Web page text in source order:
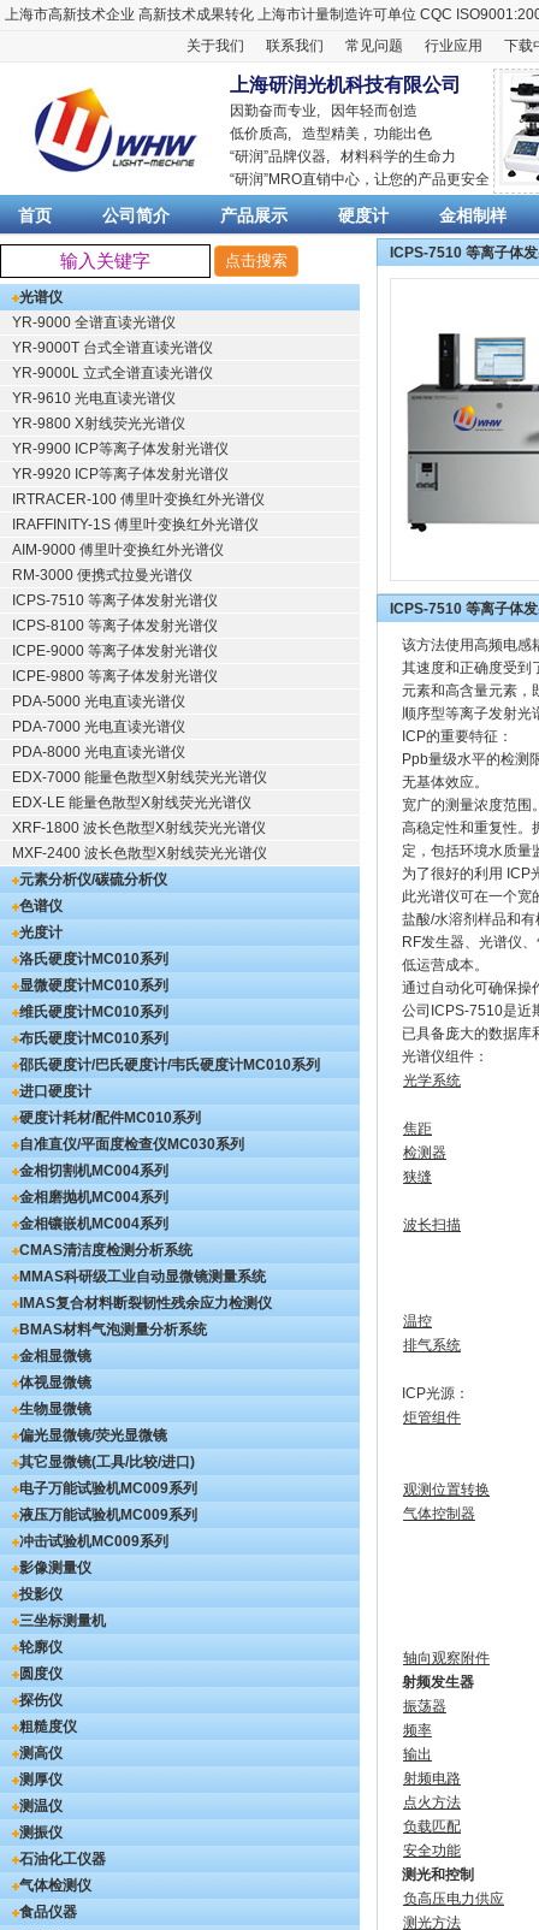
上海市高新技术企业 高新技术成果转化 上海市计量制造许可单位 CQC
关于我们
联系我们 常见问题 行业应用 下载
上海研润光机科技有限公司
因勤奋而专业, 因年轻而创造
低价质高, 造型精美 , 功能出色
“研润”品牌仪器, 材料科学的生命力
“研润”MRO直销中心，让您的产品更安全
首页 公司简介 产品展示 硬度计 金相制样
光谱仪
YR-9000 全谱直读光谱仪
YR-9000T 台式全谱直读光谱仪
YR-9000L 立式全谱直读光谱仪
YR-9610 光电直读光谱仪
YR-9800 X射线荧光光谱仪
YR-9900 ICP等离子体发射光谱仪
YR-9920 ICP等离子体发射光谱仪
IRTRACER-100 傅里叶变换红外光谱仪
IRAFFINITY-1S 傅里叶变换红外光谱仪
AIM-9000 傅里叶变换红外光谱仪
RM-3000 便携式拉曼光谱仪
ICPS-7510 等离子体发射光谱仪
ICPS-8100 等离子体发射光谱仪
ICPE-9000 等离子体发射光谱仪
ICPE-9800 等离子体发射光谱仪
PDA-5000 光电直读光谱仪
PDA-7000 光电直读光谱仪
PDA-8000 光电直读光谱仪
EDX-7000 能量色散型X射线荧光光谱仪
EDX-LE 能量色散型X射线荧光光谱仪
XRF-1800 波长色散型X射线荧光光谱仪
MXF-2400 波长色散型X射线荧光光谱仪
元素分析仪/碳硫分析仪
色谱仪
光度计
洛氏硬度计MC010系列
显微硬度计MC010系列
维氏硬度计MC010系列
布氏硬度计MC010系列
邵氏硬度计/巴氏硬度计/韦氏硬度计MC010系列
进口硬度计
硬度计耗材/配件MC010系列
自准直仪/平面度检查仪MC030系列
金相切割机MC004系列
金相磨抛机MC004系列
金相镶嵌机MC004系列
CMAS清洁度检测分析系统
MMAS科研级工业自动显微镜测量系统
IMAS复合材料断裂韧性残余应力检测仪
BMAS材料气泡测量分析系统
金相显微镜
体视显微镜
生物显微镜
偏光显微镜/荧光显微镜
其它显微镜(工具/比较/进口)
电子万能试验机MC009系列
液压万能试验机MC009系列
冲击试验机MC009系列
影像测量仪
投影仪
三坐标测量机
轮廓仪
圆度仪
探伤仪
粗糙度仪
测高仪
测厚仪
测温仪
测振仪
石油化工仪器
气体检测仪
食品仪器
ICPS-7510 等离子体
ICPS-7510 等离子体
该方法使用高频电感
其速度和正确度受到
元素和高含量元素，
顺序型等离子发射光
ICP的重要特征：
Ppb量级水平的检测
无基体效应。
宽广的测量浓度范围
高稳定性和重复性。
定，包括环境水质量
为了很好的利用 ICP
此光谱仪可在一个宽
盐酸/水溶剂样品和
RF发生器、光谱仪
低运营成本。
通过自动化可确保操
公司ICPS-7510是近
已具备庞大的数据库
光谱仪组件：
光学系统
焦距
检测器
狭缝
波长扫描
温控
排气系统
ICP光源：
炬管组件
观测位置转换
气体控制器
轴向观察附件
射频发生器
振荡器
频率
输出
射频电路
点火方法
负载匹配
安全功能
测光和控制
负高压电力供应
测光方法